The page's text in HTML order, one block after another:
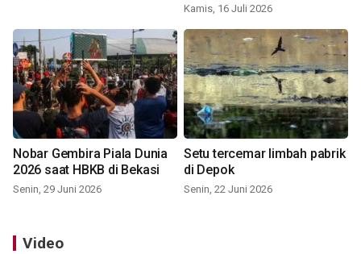
Kamis, 16 Juli 2026
Nobar Gembira Piala Dunia
2026 saat HBKB di Bekasi
Senin, 29 Juni 2026
Setu tercemar limbah pabrik
di Depok
Senin, 22 Juni 2026
Video